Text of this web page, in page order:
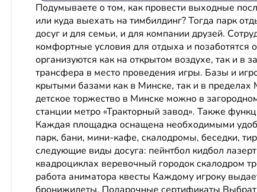
Подумываете о том, как провести выходные
или куда выехать на тимбилдинг? Тогда парк
досуг и для семьи, и для компании друзей.
комфортные условия для отдыха и
организуются как на открытом воздухе, так и в
трансфера в место проведения игры. Базы и
крытыми базами как в Минске, так и в
детское торжество в Минске можно в
станции метро «Тракторный завод». Также
Каждая площадка оснащена необходимыми
парк, бани, мини-кафе, скалодромы, беседки,
следующие виды досуга: пейнтбол кидбол
квадроциклах веревочный городок скалодром
работа аниматора квесты Каждому игроку
бронижилеты. Подарочные сертификаты